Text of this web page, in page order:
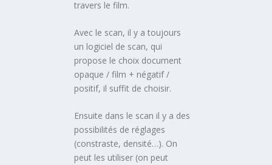
travers le film.
Avec le scan, il y a toujours
un logiciel de scan, qui
propose le choix document
opaque / film + négatif /
positif, il suffit de choisir.
Ensuite dans le scan il y a des
possibilités de réglages
(constraste, densité…). On
peut les utiliser (on peut